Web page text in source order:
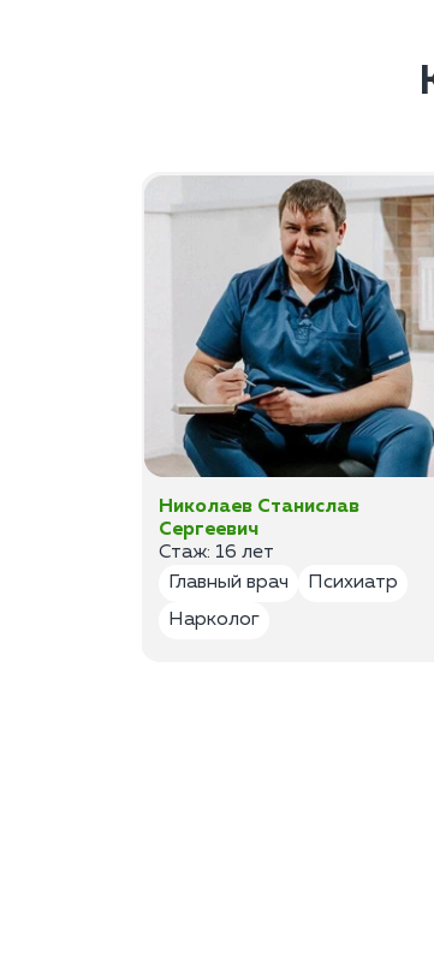
Николаев Станислав
Сергеевич
Стаж: 16 лет
Главный врач
Психиатр
Нарколог